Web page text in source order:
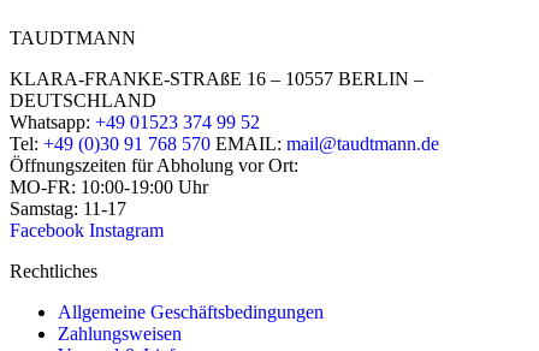
TAUDTMANN
KLARA-FRANKE-STRAßE 16 – 10557 BERLIN –
DEUTSCHLAND
Whatsapp: +49 01523 374 99 52
Tel: +49 (0)30 91 768 570 EMAIL: mail@taudtmann.de
Öffnungszeiten für Abholung vor Ort:
MO-FR: 10:00-19:00 Uhr
Samstag: 11-17
Facebook Instagram
Rechtliches
Allgemeine Geschäftsbedingungen
Zahlungsweisen